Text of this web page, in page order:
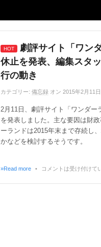
劇評サイト「ワン
休止を発表、編集スタ
行の動き
カテゴリー: 備忘録 オン 2015年2月11日
2月11日、劇評サイト「ワンダー
を発表しました。主な要因は財
ーランドは2015年末まで存続し
かなどを検討するそうです。
»Read more • コメントは受け付けて